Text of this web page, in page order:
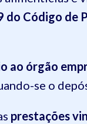
do Código de
ao órgão
se o
prestações